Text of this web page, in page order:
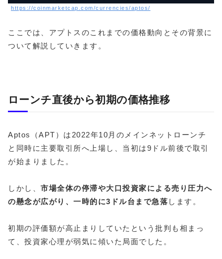
https://coinmarketcap.com/currencies/aptos/
ここでは、アプトスのこれまでの価格動向とその背景に
ついて解説していきます。
ローンチ直後から初期の価格推移
Aptos（APT）は2022年10月のメインネットローンチ
と同時に主要取引所へ上場し、当初は9ドル前後で取引
が始まりました。
しかし、 市場全体の停滞や大口投資家による売り圧力へ
の懸念が広がり、一時的に3ドル台まで急落 します。
初期の評価額が高止まりしていたという批判も相まっ
て、投資家心理が弱気に傾いた局面でした。